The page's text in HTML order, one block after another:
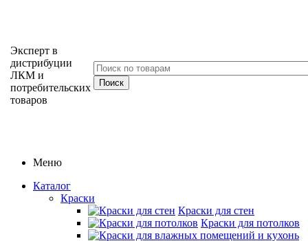
Эксперт в
дистрибуции
ЛКМ и
потребительских
товаров
Меню
Каталог
Краски
Краски для стен
Краски для потолков